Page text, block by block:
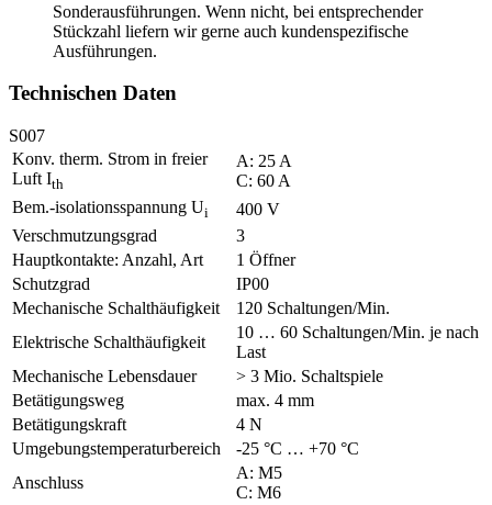
Sonderausführungen. Wenn nicht, bei entsprechender
Stückzahl liefern wir gerne auch kundenspezifische
Ausführungen.
Technischen Daten
S007
Konv. therm. Strom in freier
Luft Ith
A: 25 A
C: 60 A
Bem.-isolationsspannung Ui
400 V
Verschmutzungsgrad
3
Hauptkontakte: Anzahl, Art
1 Öffner
Schutzgrad
IP00
Mechanische Schalthäufigkeit
120 Schaltungen/Min.
Elektrische Schalthäufigkeit
10 … 60 Schaltungen/Min. je nach
Last
Mechanische Lebensdauer
> 3 Mio. Schaltspiele
Betätigungsweg
max. 4 mm
Betätigungskraft
4 N
Umgebungstemperaturbereich
-25 °C … +70 °C
Anschluss
A: M5
C: M6